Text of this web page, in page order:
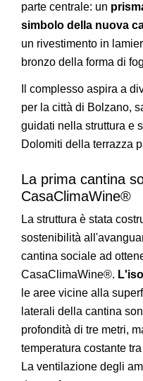
parte centrale: un
simbolo della nuova
un rivestimento in
bronzo della forma di
Il complesso aspira a
per la città di Bolzano,
guidati nella struttura e
Dolomiti della terrazza
La prima cantina
CasaClimaWine®
La struttura è stata
sostenibilità
cantina sociale ad
CasaClimaWine®.
le aree vicine alla
laterali della cantina
profondità di tre metri,
temperatura costante tra
La ventilazione degli